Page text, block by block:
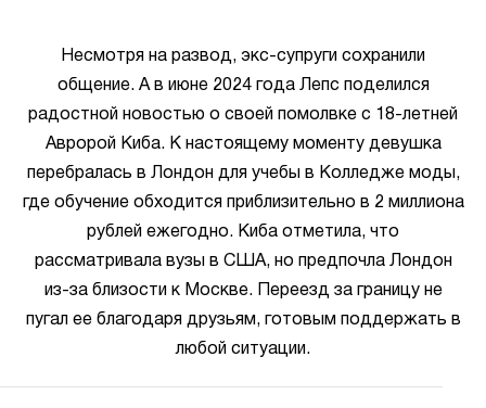
Несмотря на развод, экс-супруги сохранили
общение. А в июне 2024 года Лепс поделился
радостной новостью о своей помолвке с 18-летней
Авророй Киба. К настоящему моменту девушка
перебралась в Лондон для учебы в Колледже моды,
где обучение обходится приблизительно в 2 миллиона
рублей ежегодно. Киба отметила, что
рассматривала вузы в США, но предпочла Лондон
из-за близости к Москве. Переезд за границу не
пугал ее благодаря друзьям, готовым поддержать в
любой ситуации.